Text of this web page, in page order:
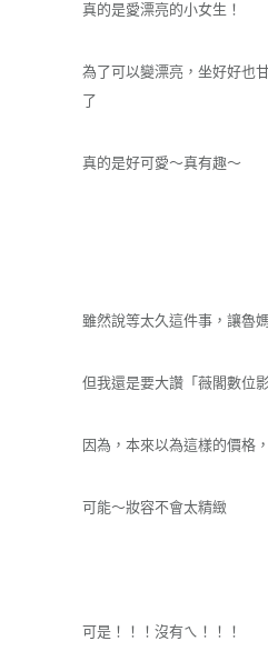
真的是愛漂亮的小女生！
為了可以變漂亮，坐好好也
了
真的是好可愛～真有趣～
雖然說等太久這件事，讓魯
但我還是要大讚「薇閣數位
因為，本來以為這樣的價格
可能～妝容不會太精緻
可是！！！沒有ㄟ！！！